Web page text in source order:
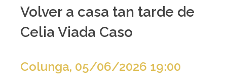
Volver a casa tan tarde de
Celia Viada Caso
Colunga, 05/06/2026 19:00